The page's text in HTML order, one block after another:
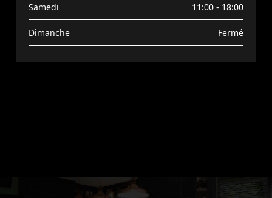
Samedi 11:00 - 18:00
Dimanche Fermé